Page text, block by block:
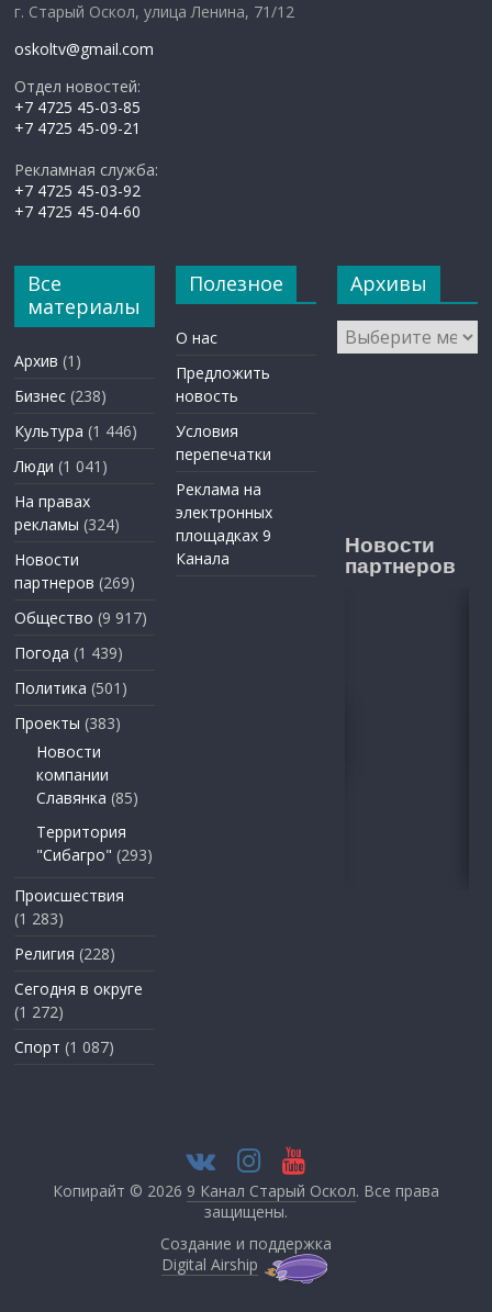
г. Старый Оскол, улица Ленина, 71/12
oskoltv@gmail.com
Отдел новостей:
+7 4725 45-03-85
+7 4725 45-09-21
Рекламная служба:
+7 4725 45-03-92
+7 4725 45-04-60
Все
материалы
Архив (1)
Бизнес (238)
Культура (1 446)
Люди (1 041)
На правах
рекламы (324)
Новости
партнеров (269)
Общество (9 917)
Погода (1 439)
Политика (501)
Проекты (383)
Новости
компании
Славянка (85)
Территория
"Сибагро" (293)
Происшествия
(1 283)
Религия (228)
Сегодня в округе
(1 272)
Спорт (1 087)
Полезное
О нас
Предложить
новость
Условия
перепечатки
Реклама на
электронных
площадках 9
Канала
Архивы
Архивы
Новости
партнеров
Копирайт © 2026 9 Канал Старый Оскол. Все права
защищены.
Создание и поддержка
Digital Airship